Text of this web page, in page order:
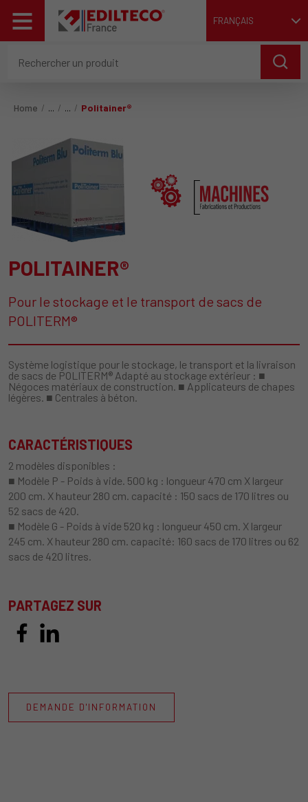
FRANÇAIS
Home Politainer®
POLITAINER®
Pour le stockage et le transport de sacs de
POLITERM®
Système logistique pour le stockage, le transport et la livraison
de sacs de POLITERM® Adapté au stockage extérieur : ■
Négoces matériaux de construction. ■ Applicateurs de chapes
légères. ■ Centrales à béton.
CARACTÉRISTIQUES
2 modèles disponibles :
■ Modèle P - Poids à vide. 500 kg : longueur 470 cm X largeur
200 cm. X hauteur 280 cm. capacité : 150 sacs de 170 litres ou
52 sacs de 420.
■ Modèle G - Poids à vide 520 kg : longueur 450 cm. X largeur
245 cm. X hauteur 280 cm. capacité: 160 sacs de 170 litres ou 62
sacs de 420 litres.
PARTAGEZ SUR
DEMANDE D'INFORMATION